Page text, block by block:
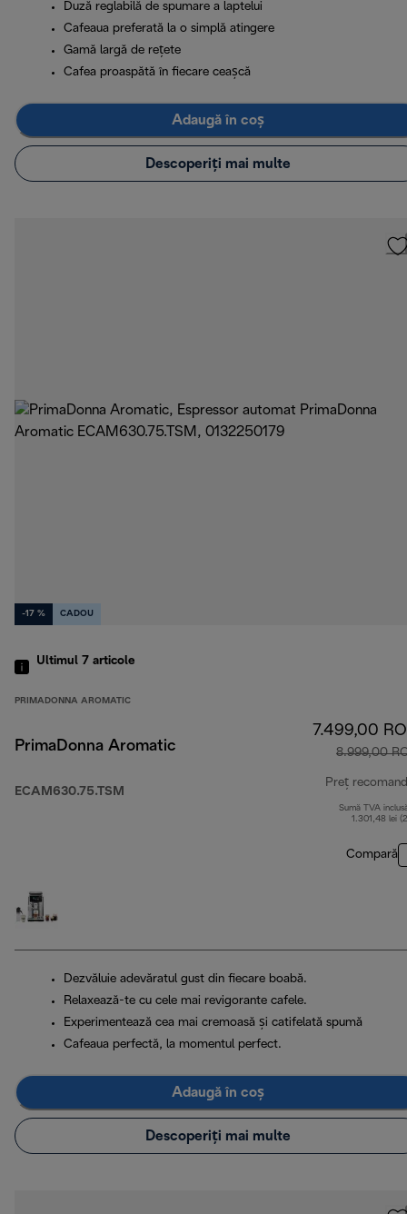
Duză reglabilă de spumare a laptelui
Cafeaua preferată la o simplă atingere
Gamă largă de rețete
Cafea proaspătă în fiecare ceașcă
Adaugă în coș
Descoperiți mai multe
-17 % CADOU
Ultimul 7 articole
PRIMADONNA AROMATIC
PrimaDonna Aromatic
ECAM630.75.TSM
7.499,00
8.999,00
Preț
Sumă TVA
1.301,48 lei
Compară
Dezvăluie adevăratul gust din fiecare boabă.
Relaxează-te cu cele mai revigorante cafele.
Experimentează cea mai cremoasă și catifelată spumă
Cafeaua perfectă, la momentul perfect.
Adaugă în coș
Descoperiți mai multe